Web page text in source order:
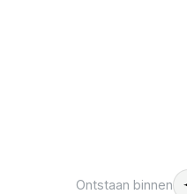
Ontstaan binnen